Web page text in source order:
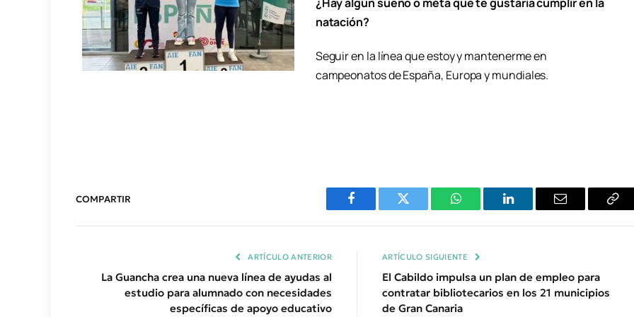
natación?
Seguir en la línea que estoy y mantenerme en
campeonatos de España, Europa y mundiales.
COMPARTIR
Facebook Twitter WhatsAppLinkedIn Email
ARTÍCULO ANTERIOR
La Guancha crea una nueva línea de ayudas al
estudio para alumnado con necesidades
específicas de apoyo educativo
ARTÍCULO SIGUIENTE
El Cabildo impulsa un plan de empleo para
contratar bibliotecarios en los 21 municipios
de Gran Canaria